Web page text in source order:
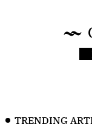
TRENDING